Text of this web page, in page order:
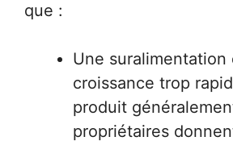
que :
Une suralimentation
croissance trop
produit
propriétaires